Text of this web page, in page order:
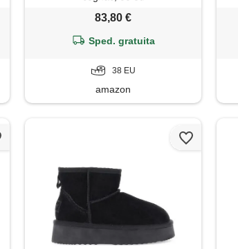
83,80 €
Sped. gratuita
38 EU
amazon